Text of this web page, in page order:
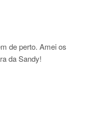
de perto. Amei os
da Sandy!